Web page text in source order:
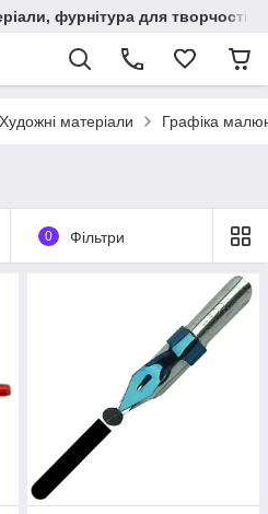
фурнітура для творчості
Художні матеріали Графіка
0 Фільтри